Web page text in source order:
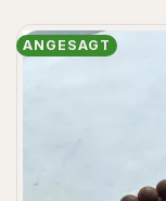
ANGESAGT